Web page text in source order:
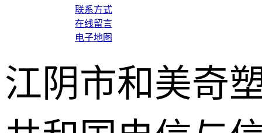
联系方式
在线留言
电子地图
江阴市和美奇